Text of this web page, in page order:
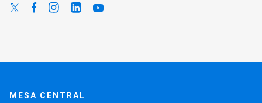
MESA CENTRAL